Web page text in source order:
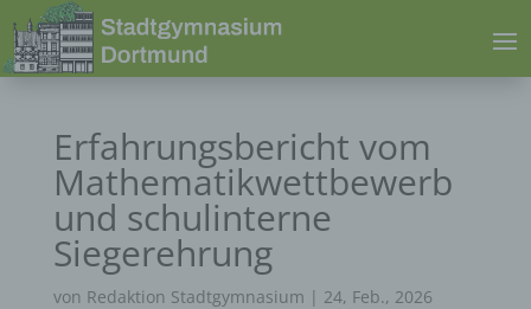
Erfahrungsbericht vom
Mathematikwettbewerb
und schulinterne
Siegerehrung
von Redaktion Stadtgymnasium | 24, Feb., 2026